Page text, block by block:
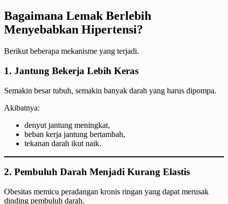
Bagaimana Lemak Berlebih
Menyebabkan Hipertensi?
Berikut beberapa mekanisme yang terjadi.
1. Jantung Bekerja Lebih Keras
Semakin besar tubuh, semakin banyak darah yang harus dipompa.
Akibatnya:
denyut jantung meningkat,
beban kerja jantung bertambah,
tekanan darah ikut naik.
2. Pembuluh Darah Menjadi Kurang Elastis
Obesitas memicu peradangan kronis ringan yang dapat merusak
dinding pembuluh darah.